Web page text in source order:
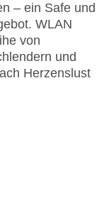
– ein Safe und
WLAN
von
und
Herzenslust